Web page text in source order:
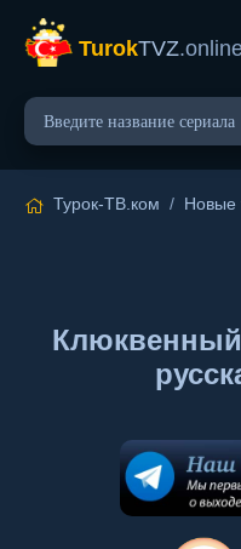
TurokTVZ
Турок-ТВ.ком / Новые